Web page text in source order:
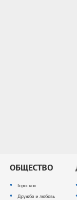
ОБЩЕСТВО
Гороскоп
Дружба и любовь